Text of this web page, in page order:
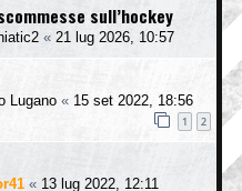
sull’hockey
« 21 lug 2026, 10:57
Lugano « 15 set 2022, 18:56
1 2
« 13 lug 2022, 12:11